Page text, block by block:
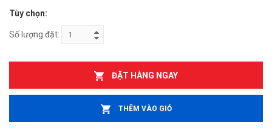
Tùy chọn:
Số lượng đặt:
ĐẶT HÀNG NGAY
THÊM VÀO GIỎ